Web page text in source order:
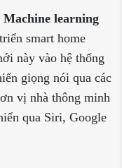
Machine learning
smart home
này vào hệ thống
giọng nói qua các
vị nhà thông minh
qua Siri, Google